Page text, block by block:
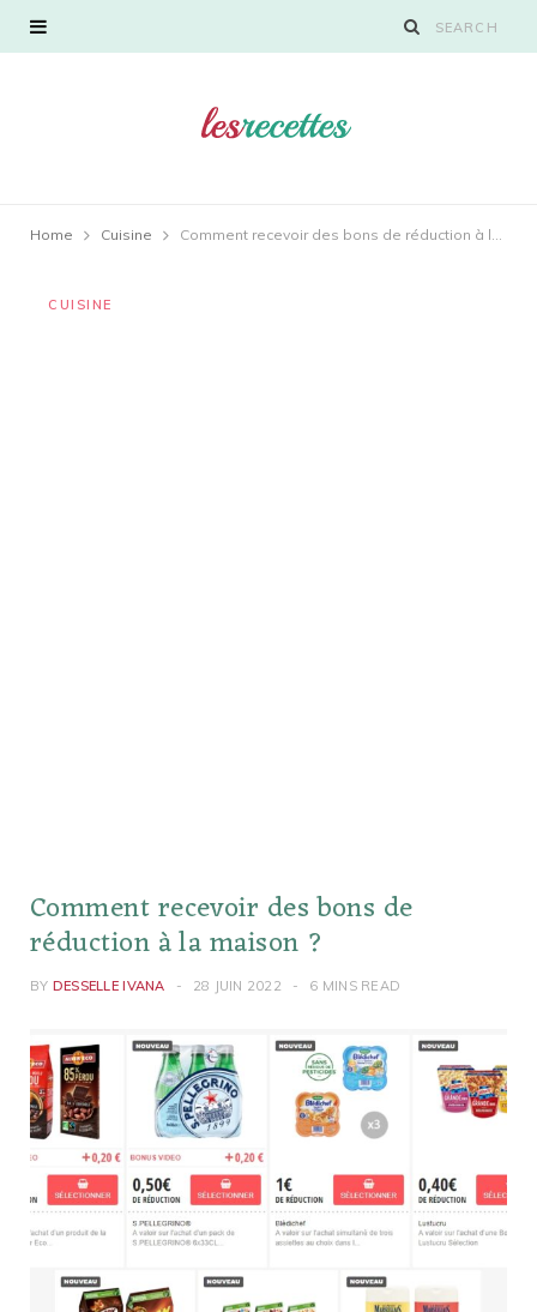
Home Cuisine Comment recevoir des bons de réduction à la maison ?
CUISINE
Comment recevoir des bons de
réduction à la maison ?
BY DESSELLE IVANA 28 JUIN 2022 6 MINS READ